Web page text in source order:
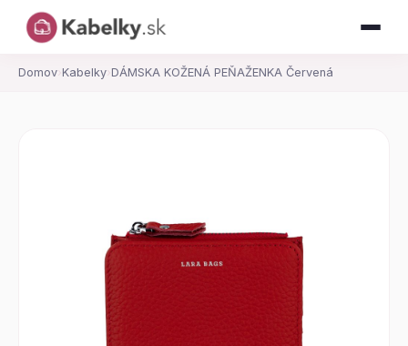
Domov› Kabelky› DÁMSKA KOŽENÁ PEŇAŽENKA Červená